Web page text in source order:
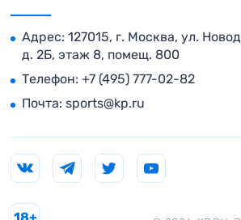
Адрес: 127015, г. Москва, ул.
д. 2Б, этаж 8, помещ. 800
Телефон: +7 (495) 777-02-82
Почта: sports@kp.ru